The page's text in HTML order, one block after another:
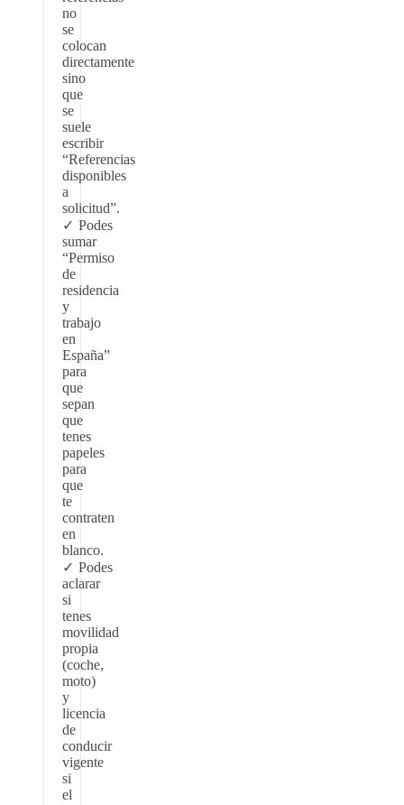
no
se
colocan
directamente
sino
que
se
suele
escribir
“Referencias
disponibles
a
solicitud”.
Podes
sumar
“Permiso
de
residencia
y
trabajo
en
España”
para
que
sepan
que
tenes
papeles
para
que
te
contraten
en
blanco.
Podes
aclarar
si
tenes
movilidad
propia
(coche,
moto)
y
licencia
de
conducir
vigente
si
el